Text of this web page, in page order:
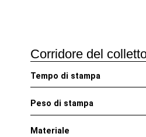
Corridore del
Tempo di stampa
Peso di stampa
Materiale